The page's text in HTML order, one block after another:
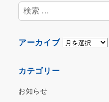
検
索
アーカイブ ア
カテゴリー
お知らせ